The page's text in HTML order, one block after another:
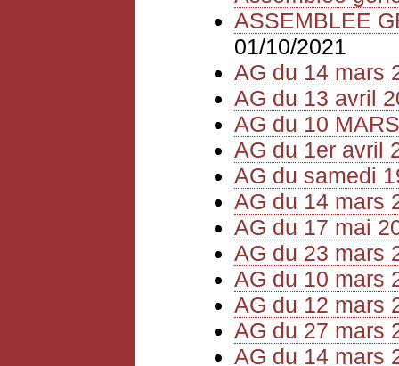
ASSEMBLEE
01/10/2021
AG du 14 mars
AG du 13 avril
AG du 10
AG du 1er avril
AG du samedi
AG du 14 mars
AG du 17 mai
AG du 23 mars
AG du 10 mars
AG du 12 mars
AG du 27 mars
AG du 14 mars